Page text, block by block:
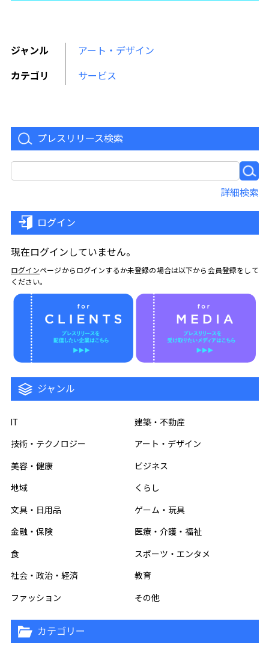
ジャンル アート・デザイン
カテゴリ サービス
プレスリリース検索
詳細検索
ログイン
現在ログインしていません。
ログインページからログインするか未登録の場合は以下から会員登録をして
ください。
ジャンル
IT 建築・不動産
技術・テクノロジー アート・デザイン
美容・健康 ビジネス
地域 くらし
文具・日用品 ゲーム・玩具
金融・保険 医療・介護・福祉
食 スポーツ・エンタメ
社会・政治・経済 教育
ファッション その他
カテゴリー